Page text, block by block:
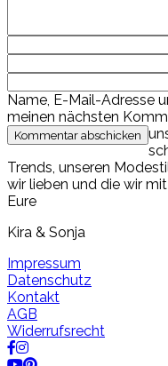
Name, E-Mail-Adresse
meinen nächsten
Trends, unseren
wir lieben und die wir
Eure
Kira & Sonja
Impressum
Datenschutz
Kontakt
AGB
Widerrufsrecht